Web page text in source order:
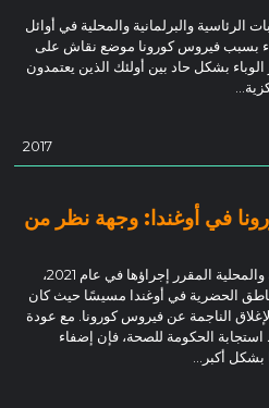
الرئاسية والبرلمانية والمحلية في أوائل
بسبب فيروس كورونا موضع نقاش على
بشكل حاد بين أولئك الذين يعتمدون
2017
في أوغندا: وجهة نظر من
قبل الانتخابات الرئاسية والبرلمانية والمحلية المقرر إجراؤها في عام 2021،
الحضرية في أوغندا مسيسًا حيث كان
الناجمة عن فيروس كورونا. مع عودة
الحكومة للصحة، فإن إضفاء
أكبر...